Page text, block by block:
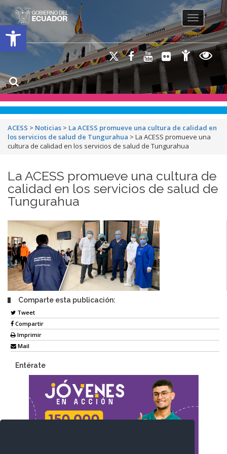
Open toolbar
Toggle
ACESS > Noticias > La ACESS promueve una cultura de calidad en
los servicios de salud de Tungurahua > La ACESS promueve una
cultura de calidad en los servicios de salud de Tungurahua
La ACESS promueve una cultura de
calidad en los servicios de salud de
Tungurahua
Comparte esta publicación:
Tweet
Compartir
Imprimir
Mail
Entérate